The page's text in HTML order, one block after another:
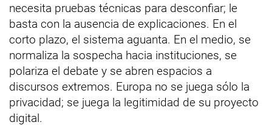
necesita pruebas técnicas para desconfiar; le
basta con la ausencia de explicaciones. En el
corto plazo, el sistema aguanta. En el medio, se
normaliza la sospecha hacia instituciones, se
polariza el debate y se abren espacios a
discursos extremos. Europa no se juega sólo la
privacidad; se juega la legitimidad de su proyecto
digital.